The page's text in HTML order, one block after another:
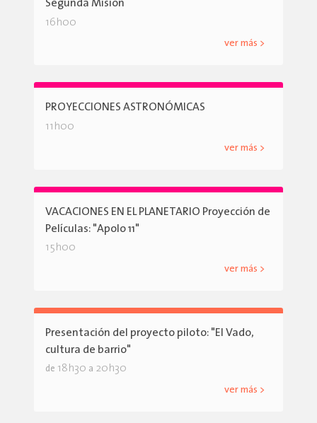
Segunda Misión
16h00
ver más >
PROYECCIONES ASTRONÓMICAS
11h00
ver más >
VACACIONES EN EL PLANETARIO Proyección de
Películas: "Apolo 11"
15h00
ver más >
Presentación del proyecto piloto: "El Vado,
cultura de barrio"
de 18h30 a 20h30
ver más >